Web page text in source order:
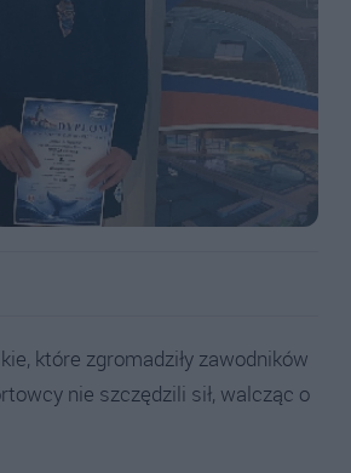
które zgromadziły zawodników
nie szczędzili sił, walcząc o